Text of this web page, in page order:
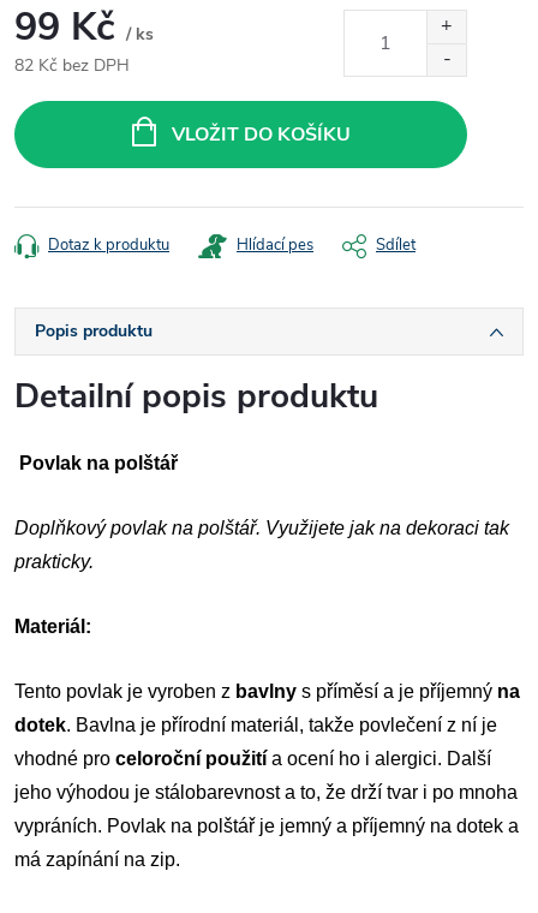
99 Kč / ks
82 Kč bez DPH
cena:
VLOŽIT DO KOŠÍKU
Dotaz k produktu Hlídací pes Sdílet
Popis produktu
Detailní popis produktu
Povlak na polštář
Doplňkový povlak na polštář. Využijete jak na dekoraci tak
prakticky.
Materiál:
Tento povlak je vyroben z bavlny s příměsí a je příjemný na
dotek. Bavlna je přírodní materiál, takže povlečení z ní je
vhodné pro celoroční použití a ocení ho i alergici. Další
jeho výhodou je stálobarevnost a to, že drží tvar i po mnoha
vypráních. Povlak na polštář je jemný a příjemný na dotek a
má zapínání na zip.